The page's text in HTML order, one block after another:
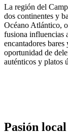
La región del
dos continentes y
Océano Atlántico,
fusiona influencias
encantadores bares
oportunidad de
auténticos y platos
Pasión local